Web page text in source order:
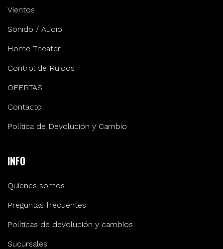
Vientos
Sonido / Audio
Home Theater
Control de Ruidos
OFERTAS
Contacto
Política de Devolución y Cambio
INFO
Quienes somos
Preguntas frecuentes
Políticas de devolución y cambios
Sucursales